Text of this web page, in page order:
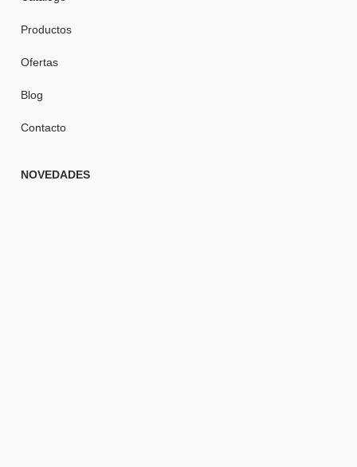
Productos
Ofertas
Blog
Contacto
NOVEDADES